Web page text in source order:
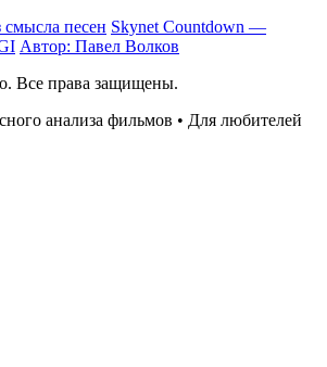
смысла песен Skynet Countdown —
Автор: Павел Волков
Все права защищены.
анализа фильмов • Для любителей